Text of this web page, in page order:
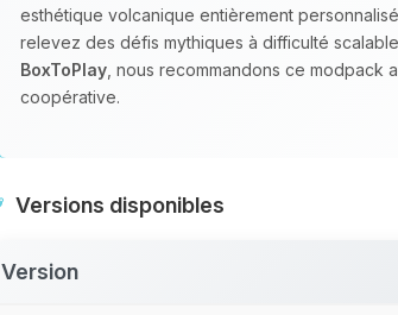
esthétique volcanique entièrement
relevez des défis mythiques à difficulté
BoxToPlay , nous recommandons ce
coopérative.
Versions disponibles
Version